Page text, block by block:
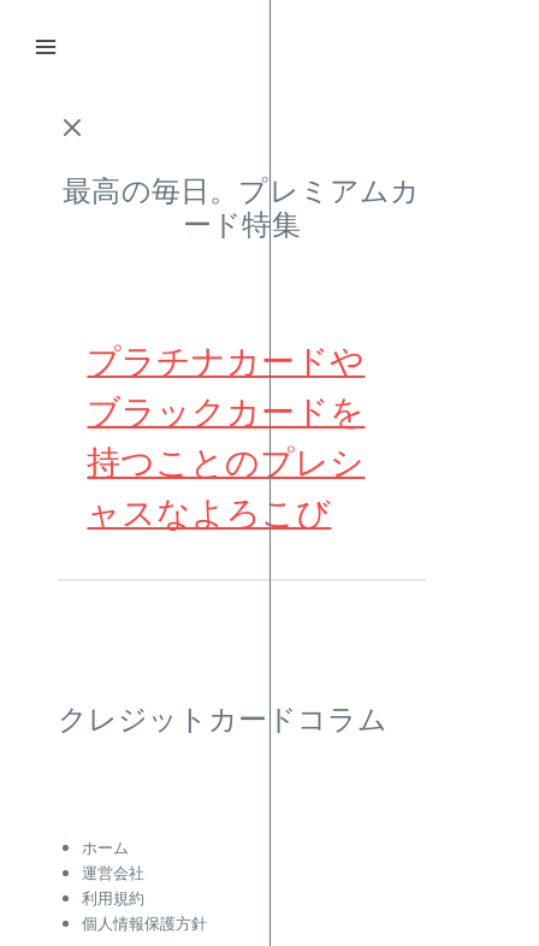
最高の毎日。プレミアムカ
ード特集
プラチナカードや
ブラックカードを
持つことのプレシ
ャスなよろこび
クレジットカードコラム
ホーム
運営会社
利用規約
個人情報保護方針